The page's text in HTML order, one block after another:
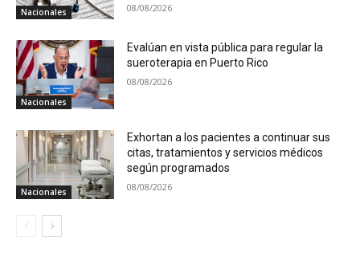
Nacionales 08/08/2026
Nacionales
Evalúan en vista pública para regular la
sueroterapia en Puerto Rico
08/08/2026
Nacionales
Exhortan a los pacientes a continuar sus
citas, tratamientos y servicios médicos
según programados
08/08/2026